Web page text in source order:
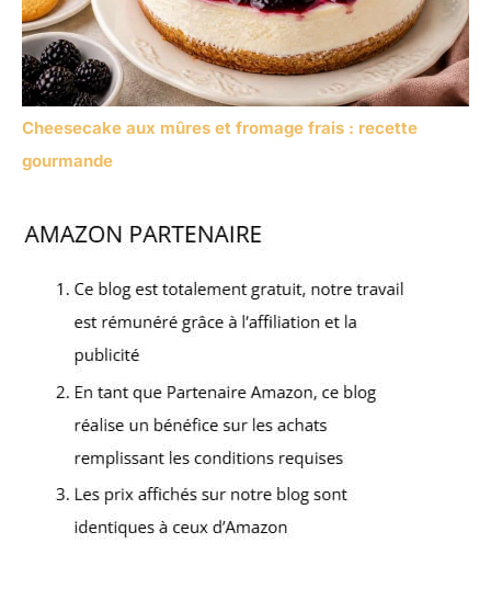
Cheesecake aux mûres et fromage frais : recette
gourmande